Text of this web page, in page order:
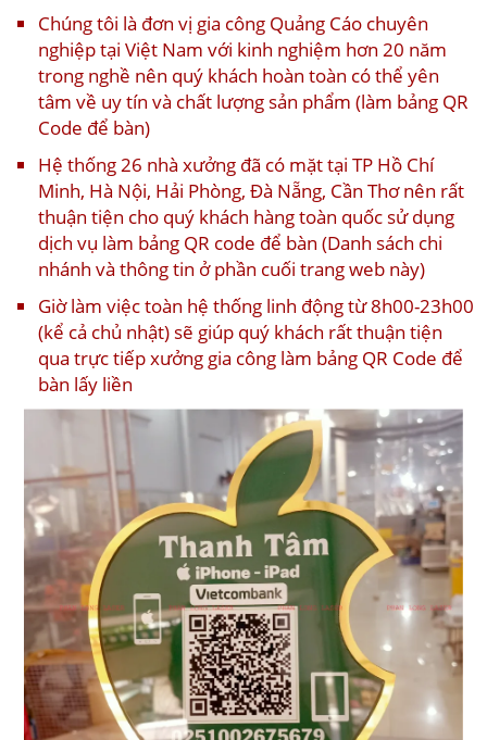
Chúng tôi là đơn vị gia công Quảng Cáo chuyên
nghiệp tại Việt Nam với kinh nghiệm hơn 20 năm
trong nghề nên quý khách hoàn toàn có thể yên
tâm về uy tín và chất lượng sản phẩm (làm bảng QR
Code để bàn)
Hệ thống 26 nhà xưởng đã có mặt tại TP Hồ Chí
Minh, Hà Nội, Hải Phòng, Đà Nẵng, Cần Thơ nên rất
thuận tiện cho quý khách hàng toàn quốc sử dụng
dịch vụ làm bảng QR code để bàn (Danh sách chi
nhánh và thông tin ở phần cuối trang web này)
Giờ làm việc toàn hệ thống linh động từ 8h00-23h00
(kể cả chủ nhật) sẽ giúp quý khách rất thuận tiện
qua trực tiếp xưởng gia công làm bảng QR Code để
bàn lấy liền